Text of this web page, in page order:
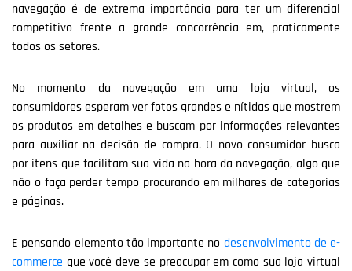
navegação é de extrema importância para ter um diferencial
competitivo frente a grande concorrência em, praticamente
todos os setores.
No momento da navegação em uma loja virtual, os
consumidores esperam ver fotos grandes e nítidas que mostrem
os produtos em detalhes e buscam por informações relevantes
para auxiliar na decisão de compra. O novo consumidor busca
por itens que facilitam sua vida na hora da navegação, algo que
não o faça perder tempo procurando em milhares de categorias
e páginas.
E pensando elemento tão importante no desenvolvimento de e-
commerce que você deve se preocupar em como sua loja virtual